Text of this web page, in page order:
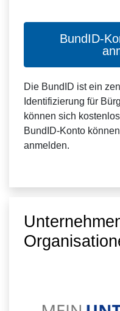
BundID-
Die BundID ist ein
Identifizierung für
können sich
BundID-Konto
anmelden.